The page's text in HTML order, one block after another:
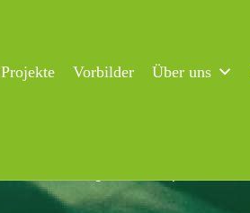
Projekte Vorbilder Über uns